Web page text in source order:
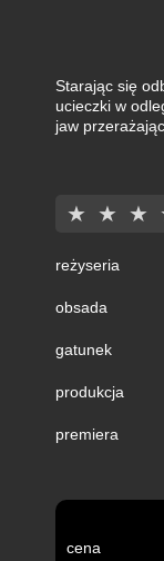
Starając się
ucieczki w
jaw
★ ★ ★
reżyseria
obsada
gatunek
produkcja
premiera
cena